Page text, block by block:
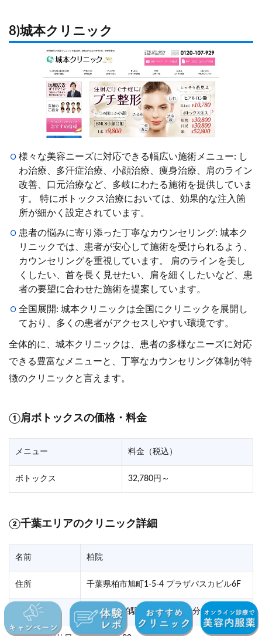
8)城本クリニック
様々な美容ニーズに対応できる幅広い施術メニュー: し
わ治療、多汗症治療、小顔治療、痩身治療、肩のライン
改善、口元治療など、多岐にわたる施術を提供していま
す。 特にボトックス治療においては、効果的な注入箇
所が細かく設定されています。
患者の悩みに寄り添った丁寧なカウンセリング: 城本ク
リニックでは、患者が安心して施術を受けられるよう、
カウンセリングを重視しています。 肩のラインを美し
くしたい、首を長く見せたい、肩を細くしたいなど、患
者の要望に合わせた施術を提案しています。
全国展開: 城本クリニックは全国にクリニックを展開し
ており、多くの患者がアクセスしやすい環境です。
全体的に、城本クリニックは、患者の多様なニーズに対応
できる豊富なメニューと、丁寧なカウンセリング体制が特
徴のクリニックと言えます。
①肩ボトックスの価格・料金
メニュー 料金（税込）
ボトックス 32,780円～
②千葉エリアのクリニック詳細
名前 柏院
住所 千葉県柏市旭町1-5-4 プラザパスカビル6F
アクセス JR常磐線 柏駅南口より徒歩1分